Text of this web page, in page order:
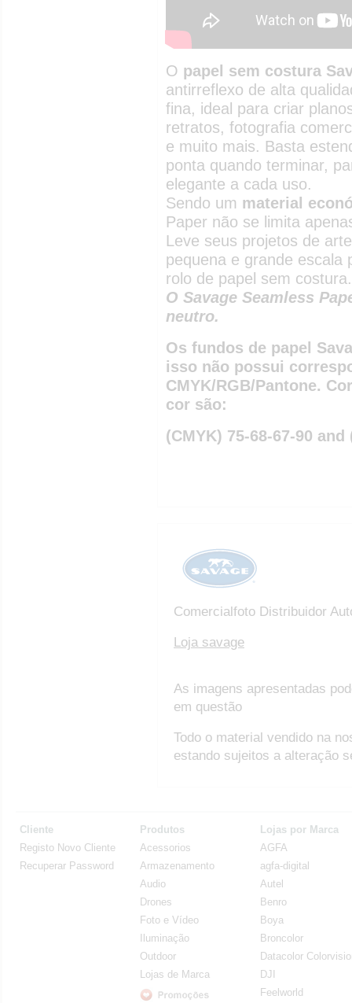
O papel sem costura
antirreflexo de alta
fina, ideal para criar
retratos, fotografia
e muito mais. Basta
ponta quando terminar,
elegante a cada uso.
Sendo um material
Paper não se limita
Leve seus projetos de
pequena e grande escala
rolo de papel sem costura.
O Savage Seamless
neutro.
Os fundos de papel
isso não possui
CMYK/RGB/Pantone.
cor são:
(CMYK) 75-68-67-90 and
Comercialfoto Distribuidor
Loja savage
As imagens apresentadas
em questão
Todo o material vendido na
estando sujeitos a alteração
Cliente
Registo Novo Cliente
Recuperar Password
Produtos
Acessorios
Armazenamento
Audio
Drones
Foto e Vídeo
Iluminação
Outdoor
Lojas de Marca
Lojas por Marca
AGFA
agfa-digital
Autel
Benro
Boya
Broncolor
Datacolor
DJI
Feelworld